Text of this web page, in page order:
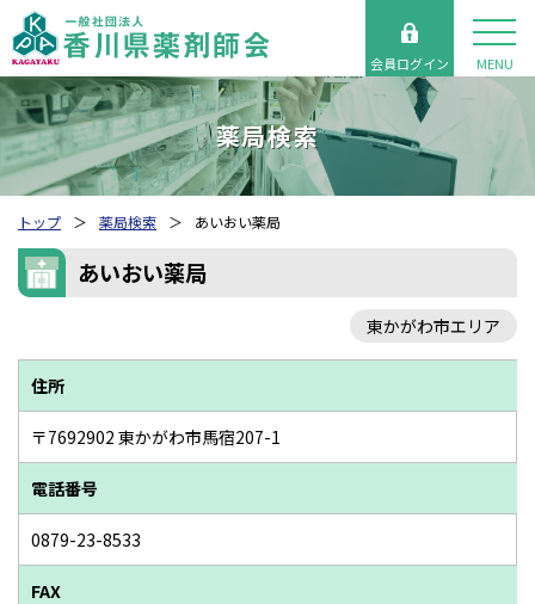
会員ログイン MENU
薬局検索
トップ 薬局検索 あいおい薬局
あいおい薬局
東かがわ市エリア
住所
〒7692902 東かがわ市馬宿207-1
電話番号
0879-23-8533
FAX